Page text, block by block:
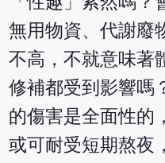
無用物資、代謝廢
不高，不就意味著
修補都受到影響嗎
的傷害是全面性的
或可耐受短期熬夜